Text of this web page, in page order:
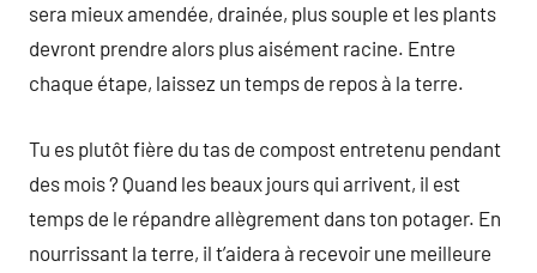
sera mieux amendée, drainée, plus souple et les plants
devront prendre alors plus aisément racine. Entre
chaque étape, laissez un temps de repos à la terre.
Tu es plutôt fière du tas de compost entretenu pendant
des mois ? Quand les beaux jours qui arrivent, il est
temps de le répandre allègrement dans ton potager. En
nourrissant la terre, il t’aidera à recevoir une meilleure